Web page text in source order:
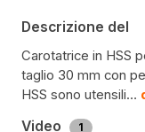
Descrizione del
Carotatrice in HSS
taglio 30 mm con
HSS sono utensili…
Video 1